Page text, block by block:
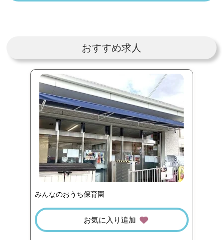
おすすめ求人
みんなのおうち保育園
お気に入り追加